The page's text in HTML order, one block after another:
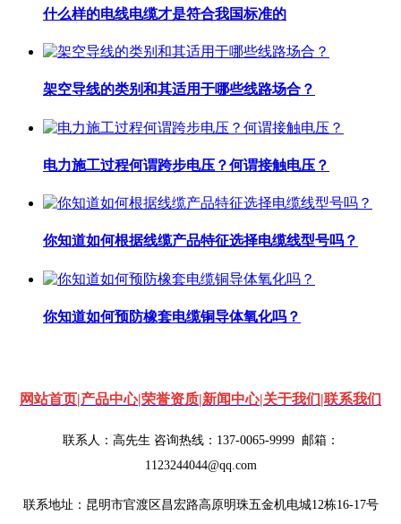
什么样的电线电缆才是符合我国标准的
架空导线的类别和其适用于哪些线路场合？
电力施工过程何谓跨步电压？何谓接触电压？
你知道如何根据线缆产品特征选择电缆线型号吗？
你知道如何预防橡套电缆铜导体氧化吗？
网站首页|产品中心|荣誉资质|新闻中心|关于我们|联系我们
联系人：高先生 咨询热线：137-0065-9999 邮箱：
1123244044@qq.com
联系地址：昆明市官渡区昌宏路高原明珠五金机电城12栋16-17号